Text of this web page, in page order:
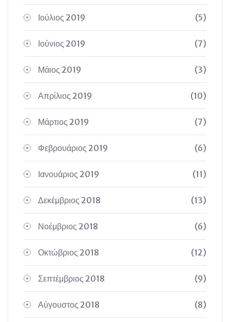
Ιούλιος 2019 (5)
Ιούνιος 2019 (7)
Μάιος 2019 (3)
Απρίλιος 2019 (10)
Μάρτιος 2019 (7)
Φεβρουάριος 2019 (6)
Ιανουάριος 2019 (11)
Δεκέμβριος 2018 (13)
Νοέμβριος 2018 (6)
Οκτώβριος 2018 (12)
Σεπτέμβριος 2018 (9)
Αύγουστος 2018 (8)